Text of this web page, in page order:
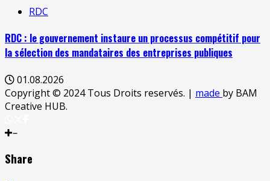
RDC
RDC : le gouvernement instaure un processus compétitif pour
la sélection des mandataires des entreprises publiques
01.08.2026
Copyright © 2024 Tous Droits reservés. | made by BAM
Creative HUB.
Share